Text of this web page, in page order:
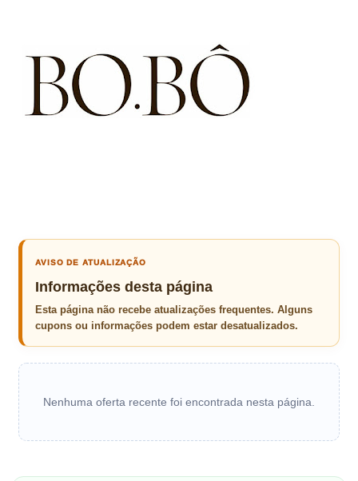
AVISO DE ATUALIZAÇÃO
Informações desta página
Esta página não recebe atualizações frequentes. Alguns
cupons ou informações podem estar desatualizados.
Nenhuma oferta recente foi encontrada nesta página.